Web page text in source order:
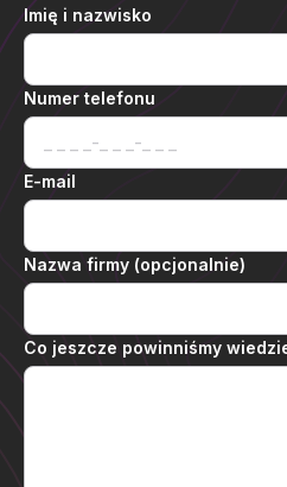
Imię i nazwisko
Numer telefonu
E-mail
Nazwa firmy (opcjonalnie)
Co jeszcze powinniśmy